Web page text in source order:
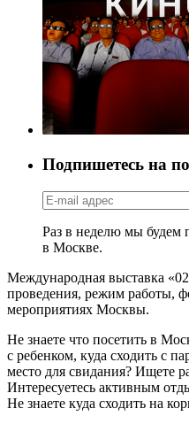
Подпишетесь на
Раз в неделю мы будем
в Москве.
Международная выставка
проведения, режим работы,
мероприятиях Москвы.
Не знаете что посетить в
с ребенком, куда сходить с
место для свидания? Ищете
Интересуетесь активным
Не знаете куда сходить на